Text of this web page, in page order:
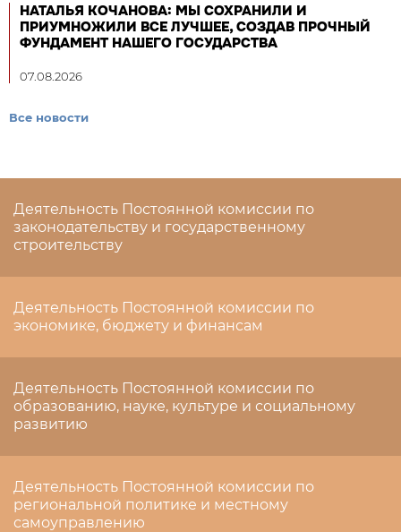
НАТАЛЬЯ КОЧАНОВА: МЫ СОХРАНИЛИ И
ПРИУМНОЖИЛИ ВСЕ ЛУЧШЕЕ, СОЗДАВ ПРОЧНЫЙ
ФУНДАМЕНТ НАШЕГО ГОСУДАРСТВА
07.08.2026
Все новости
Деятельность Постоянной комиссии по
законодательству и государственному
строительству
Деятельность Постоянной комиссии по
экономике, бюджету и финансам
Деятельность Постоянной комиссии по
образованию, науке, культуре и социальному
развитию
Деятельность Постоянной комиссии по
региональной политике и местному
самоуправлению